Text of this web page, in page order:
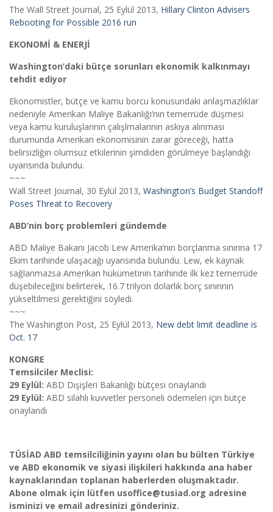
The Wall Street Journal, 25 Eylül 2013, Hillary Clinton Advisers
Rebooting for Possible 2016 run
EKONOMİ & ENERJİ
Washington’daki bütçe sorunları ekonomik kalkınmayı
tehdit ediyor
Ekonomistler, bütçe ve kamu borcu konusundaki anlaşmazlıklar
nedeniyle Amerikan Maliye Bakanlığı’nın temerrüde düşmesi
veya kamu kuruluşlarının çalışlmalarının askıya alınması
durumunda Amerikan ekonomisinin zarar göreceği, hatta
belirsizliğin olumsuz etkilerinin şimdiden görülmeye başlandığı
uyarısında bulundu.
~~~
Wall Street Journal, 30 Eylül 2013, Washington’s Budget Standoff
Poses Threat to Recovery
ABD’nin borç problemleri gündemde
ABD Maliye Bakanı Jacob Lew Amerika’nın borçlanma sınırına 17
Ekim tarihinde ulaşacağı uyarısında bulundu. Lew, ek kaynak
sağlanmazsa Amerikan hükümetinin tarihinde ilk kez temerrüde
düşebileceğini belirterek, 16.7 trilyon dolarlık borç sınırının
yükseltilmesi gerektiğini söyledi.
~~~
The Washington Post, 25 Eylül 2013, New debt limit deadline is
Oct. 17
KONGRE
Temsilciler Meclisi:
29 Eylül: ABD Dışişleri Bakanlığı bütçesi onaylandı
29 Eylül: ABD silahlı kuvvetler personeli ödemeleri için bütçe
onaylandı
TÜSİAD ABD temsilciliğinin yayını olan bu bülten Türkiye
ve ABD ekonomik ve siyasi ilişkileri hakkında ana haber
kaynaklarından toplanan haberlerden oluşmaktadır.
Abone olmak için lütfen usoffice@tusiad.org adresine
isminizi ve email adresinizi gönderiniz.